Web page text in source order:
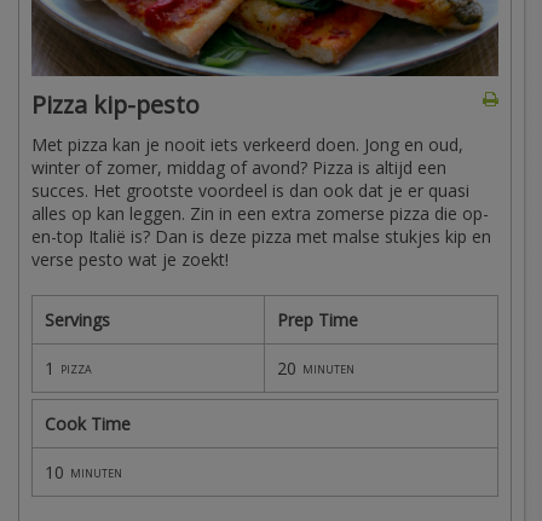
Pizza kip-pesto
Met pizza kan je nooit iets verkeerd doen. Jong en oud,
winter of zomer, middag of avond? Pizza is altijd een
succes. Het grootste voordeel is dan ook dat je er quasi
alles op kan leggen. Zin in een extra zomerse pizza die op-
en-top Italië is? Dan is deze pizza met malse stukjes kip en
verse pesto wat je zoekt!
Servings Prep Time
1 pizza 20 minuten
Cook Time
10 minuten